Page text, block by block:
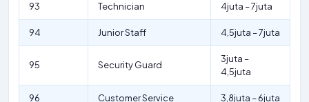
93 Technician 4juta – 7juta
94 Junior Staff 4,5juta – 7juta
95 Security Guard
3juta –
4,5juta
96 Customer Service 3,8juta – 6juta